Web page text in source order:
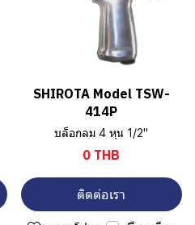
SHIROTA Model TSW-
414P
บล็อกลม 4 หุน 1/2"
0 THB
ติดต่อเรา